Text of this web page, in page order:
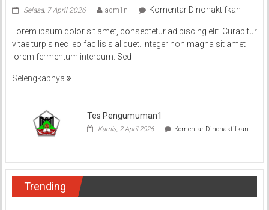
Selasa, 7 April 2026 adm1n Komentar Dinonaktifkanpada
2
Lorem ipsum dolor sit amet, consectetur adipiscing elit. Curabitur
vitae turpis nec leo facilisis aliquet. Integer non magna sit amet
lorem fermentum interdum. Sed
Selengkapnya
Tes Pengumuman1
Kamis, 2 April 2026
Komentar Dinonaktifkan
Trending